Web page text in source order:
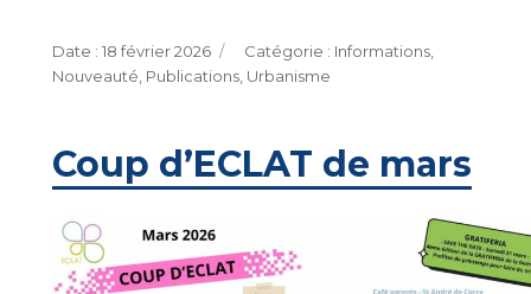
Publié
le
18 février 2026 Catégories
Informations,
Nouveauté, Publications, Urbanisme
Coup d’ECLAT de mars